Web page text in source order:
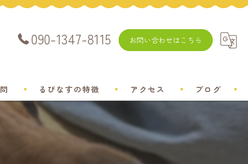
090-1347-8115 お問い合わせはこちら
るぴなすの特徴
飼い方
アクセス ブログ